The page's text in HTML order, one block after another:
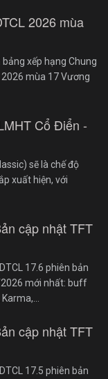
2026 mùa
xếp hạng Chung
2026 mùa 17 Vương
Cổ Điển -
sẽ là chế độ
xuất hiện, với
cập nhật TFT
17.6 phiên bản
mới nhất: buff
cập nhật TFT
17.5 phiên bản